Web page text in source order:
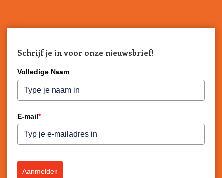
Schrijf je in voor onze nieuwsbrief!
Volledige Naam
E-mail*
Aanmelden